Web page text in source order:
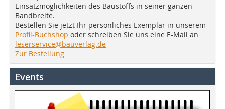
Einsatzmöglichkeiten des Baustoffs in seiner ganzen
Bandbreite.
Bestellen Sie jetzt Ihr persönliches Exemplar in unserem
Profil-Buchshop oder schreiben Sie uns eine E-Mail an
leserservice@bauverlag.de
Zur Bestellung
Events